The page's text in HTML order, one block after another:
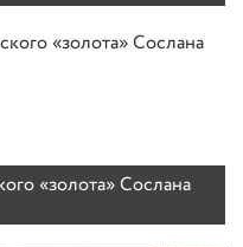
«золота» Сослана